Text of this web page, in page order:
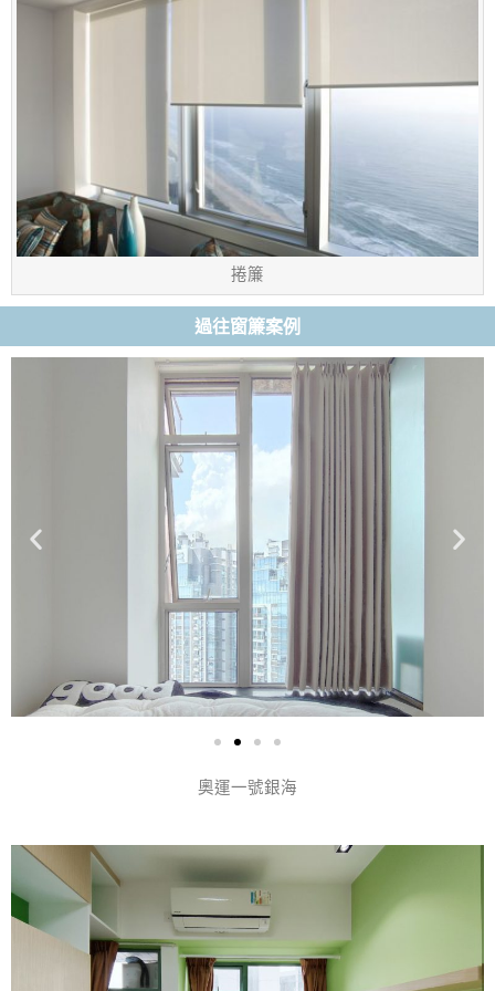
捲簾
過往窗簾案例
奧運一號銀海